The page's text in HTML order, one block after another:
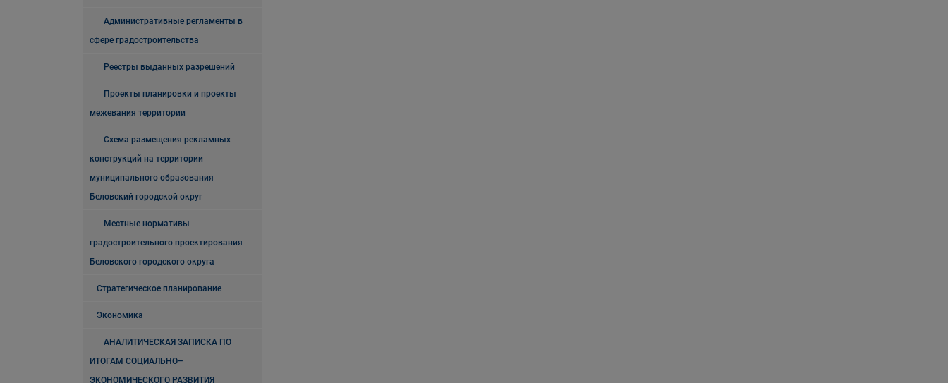
Административные регламенты в
сфере градостроительства
Реестры выданных разрешений
Проекты планировки и проекты
межевания территории
Схема размещения рекламных
конструкций на территории
муниципального образования
Беловский городской округ
Местные нормативы
градостроительного проектирования
Беловского городского округа
Стратегическое планирование
Экономика
АНАЛИТИЧЕСКАЯ ЗАПИСКА ПО
ИТОГАМ СОЦИАЛЬНО–
ЭКОНОМИЧЕСКОГО РАЗВИТИЯ